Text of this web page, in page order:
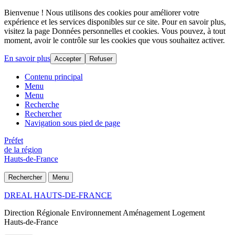
Bienvenue ! Nous utilisons des cookies pour améliorer votre
expérience et les services disponibles sur ce site. Pour en savoir plus,
visitez la page Données personnelles et cookies. Vous pouvez, à tout
moment, avoir le contrôle sur les cookies que vous souhaitez activer.
En savoir plus Accepter Refuser
Contenu principal
Menu
Menu
Recherche
Rechercher
Navigation sous pied de page
Préfet
de la région
Hauts-de-France
Rechercher Menu
DREAL HAUTS-DE-FRANCE
Direction Régionale Environnement Aménagement Logement
Hauts-de-France